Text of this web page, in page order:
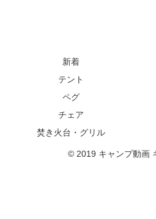
新着
テント
ペグ
チェア
焚き火台・グリル
© 2019 キャンプ動画